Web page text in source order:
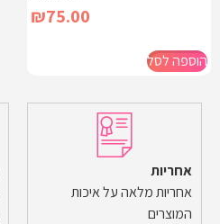
₪75.00
הוספה לסל
אחריות
אחריות מלאה על איכות
המוצרים